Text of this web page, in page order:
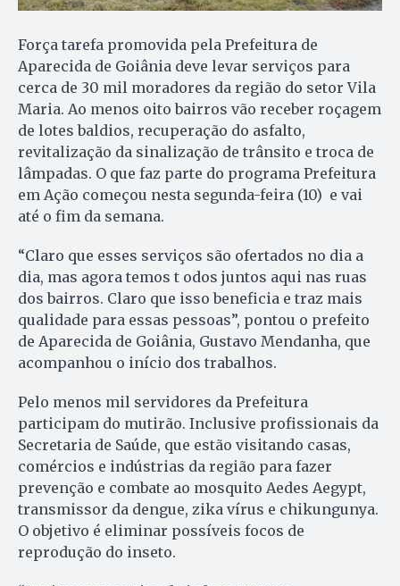
Força tarefa promovida pela Prefeitura de
Aparecida de Goiânia deve levar serviços para
cerca de 30 mil moradores da região do setor Vila
Maria. Ao menos oito bairros vão receber roçagem
de lotes baldios, recuperação do asfalto,
revitalização da sinalização de trânsito e troca de
lâmpadas. O que faz parte do programa Prefeitura
em Ação começou nesta segunda-feira (10) e vai
até o fim da semana.
“Claro que esses serviços são ofertados no dia a
dia, mas agora temos t odos juntos aqui nas ruas
dos bairros. Claro que isso beneficia e traz mais
qualidade para essas pessoas”, pontou o prefeito
de Aparecida de Goiânia, Gustavo Mendanha, que
acompanhou o início dos trabalhos.
Pelo menos mil servidores da Prefeitura
participam do mutirão. Inclusive profissionais da
Secretaria de Saúde, que estão visitando casas,
comércios e indústrias da região para fazer
prevenção e combate ao mosquito Aedes Aegypt,
transmissor da dengue, zika vírus e chikungunya.
O objetivo é eliminar possíveis focos de
reprodução do inseto.